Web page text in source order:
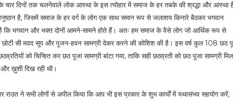
चार दिनों तक चलनेवाले लोक आस्था के इस त्योहार में समाज के हर तबके की श्रद्धा और आस्था
है, जिसमें समाज के हर वर्ग के लोग एक साथ समान रूप से जलाशय किनारे बैठकर भगवान
कि भगवान और भक्त दोनों आमने-सामने होते हैं। अतः हम समाज के वैसे लोग जो आर्थिक रूप से
सी मदद सूप और पूजन-हवन सामग्री देकर करने की कोशिश की है। इस वर्ष कुल 108 छठ
को चिन्हित कर छठ पूजा सामग्री बांटा गया, ताकि सही छठव्रती को छठ पूजा सामग्री मिल
ख़ुशी दिख रही थी।
राउत ने सभी लोगों से अपील किया कि आप भी इस प्रकार के शुभ कार्यों में यथासंभव सहयोग करें,